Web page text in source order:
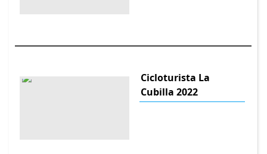
Cicloturista La
Cubilla 2022